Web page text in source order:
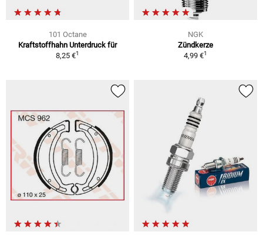
101 Octane
Kraftstoffhahn Unterdruck für
8,25 €1
NGK
Zündkerze
4,99 €1